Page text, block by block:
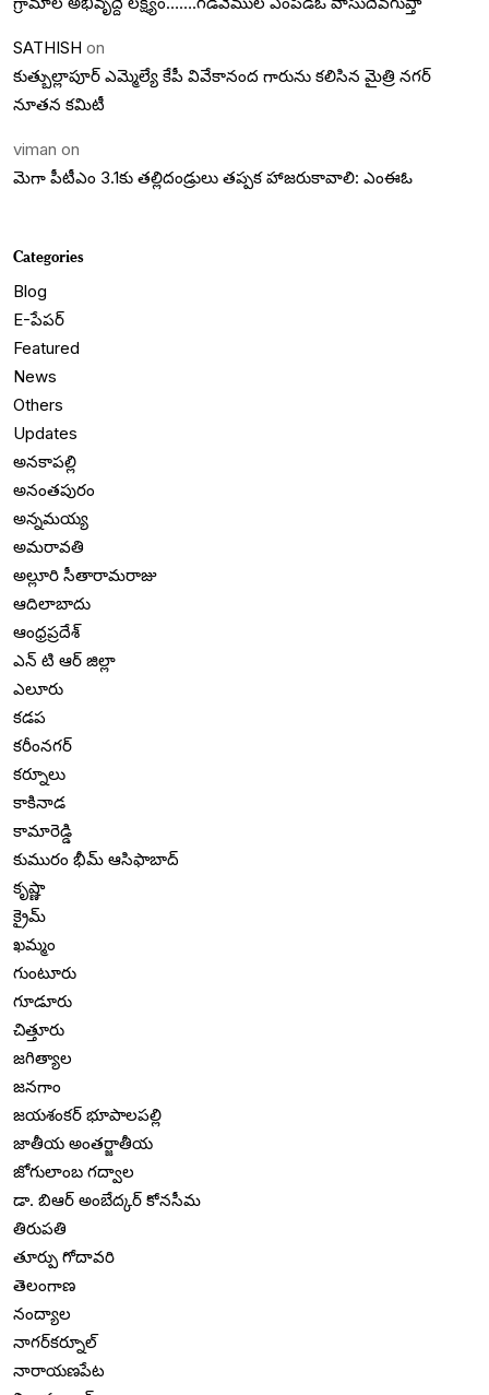
SATHISH on
కుత్బుల్లాపూర్ ఎమ్మెల్యే కేపీ వివేకానంద గారును కలిసిన మైత్రి నగర్
నూతన కమిటీ
viman on
మెగా పీటీఎం 3.1కు తల్లిదండ్రులు తప్పక హాజరుకావాలి: ఎంఈఓ
Categories
Blog
E-పేపర్
Featured
News
Others
Updates
అనకాపల్లి
అనంతపురం
అన్నమయ్య
అమరావతి
అల్లూరి సీతారామరాజు
ఆదిలాబాదు
ఆంధ్రప్రదేశ్
ఎన్ టి ఆర్ జిల్లా
ఎలూరు
కడప
కరీంనగర్
కర్నూలు
కాకినాడ
కామారెడ్డి
కుమురం భీమ్ ఆసిఫాబాద్
కృష్ణా
క్రైమ్
ఖమ్మం
గుంటూరు
గూడూరు
చిత్తూరు
జగిత్యాల
జనగాం
జయశంకర్ భూపాలపల్లి
జాతీయ అంతర్జాతీయ
జోగులాంబ గద్వాల
డా. బిఆర్ అంబేద్కర్ కోనసీమ
తిరుపతి
తూర్పు గోదావరి
తెలంగాణ
నంద్యాల
నాగర్‌కర్నూల్
నారాయణపేట